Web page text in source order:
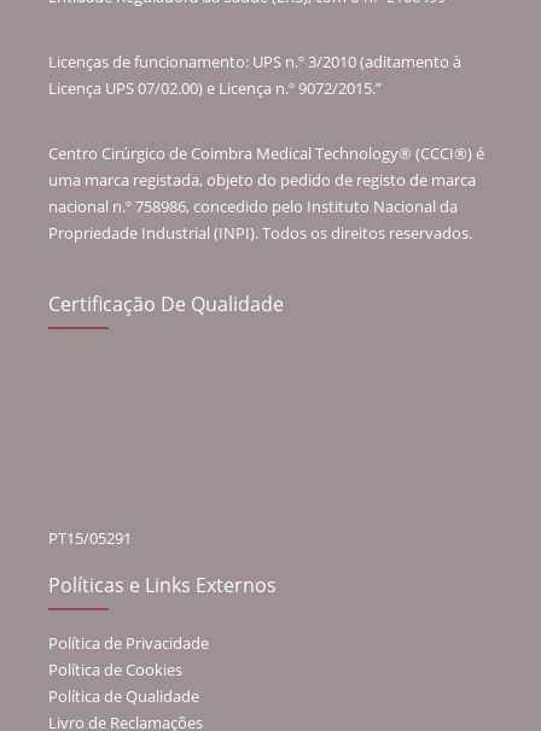
Licenças de funcionamento: UPS n.º 3/2010 (aditamento à
Licença UPS 07/02.00) e Licença n.º 9072/2015.”
Centro Cirúrgico de Coimbra Medical Technology® (CCCI®) é
uma marca registada, objeto do pedido de registo de marca
nacional n.º 758986, concedido pelo Instituto Nacional da
Propriedade Industrial (INPI). Todos os direitos reservados.
Certificação De Qualidade
PT15/05291
Políticas e Links Externos
Política de Privacidade
Política de Cookies
Política de Qualidade
Livro de Reclamações